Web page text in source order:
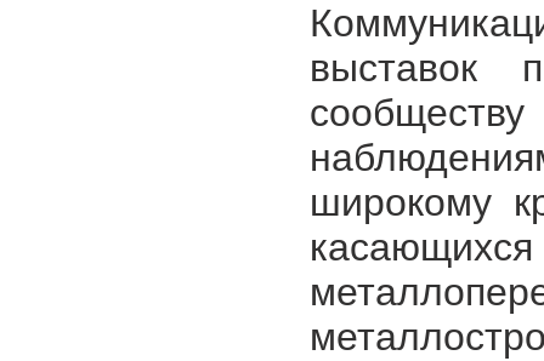
выставок
широкому